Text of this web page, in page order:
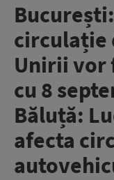
circulație
Unirii vor
cu 8
Băluță:
afecta